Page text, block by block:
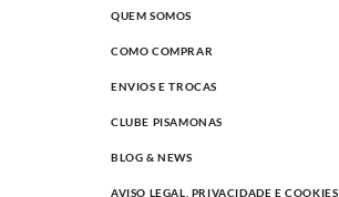
QUEM SOMOS
COMO COMPRAR
ENVIOS E TROCAS
CLUBE PISAMONAS
BLOG & NEWS
AVISO LEGAL, PRIVACIDADE E COOKIES